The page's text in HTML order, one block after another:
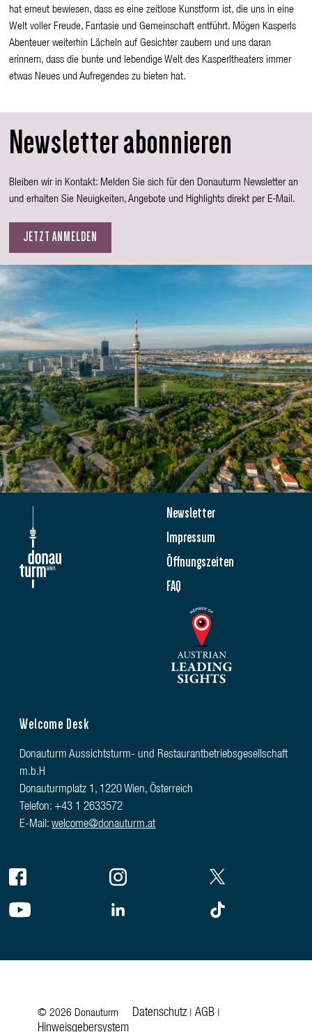
hat erneut bewiesen, dass es eine zeitlose Kunstform ist, die uns in eine
Welt voller Freude, Fantasie und Gemeinschaft entführt. Mögen Kasperls
Abenteuer weiterhin Lächeln auf Gesichter zaubern und uns daran
erinnern, dass die bunte und lebendige Welt des Kasperltheaters immer
etwas Neues und Aufregendes zu bieten hat.
Newsletter abonnieren
Bleiben wir in Kontakt: Melden Sie sich für den Donauturm Newsletter an
und erhalten Sie Neuigkeiten, Angebote und Highlights direkt per E-Mail.
JETZT ANMELDEN
Newsletter
Impressum
Öffnungszeiten
FAQ
Welcome Desk
Donauturm Aussichtsturm- und Restaurantbetriebsgesellschaft
m.b.H
Donauturmplatz 1, 1220 Wien, Österreich
Telefon: +43 1 2633572
E-Mail:welcome@donauturm.at
© 2026 Donauturm Datenschutz| AGB|
Hinweisgebersystem